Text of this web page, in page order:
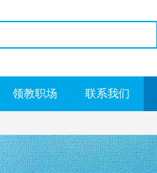
领教职场 联系我们